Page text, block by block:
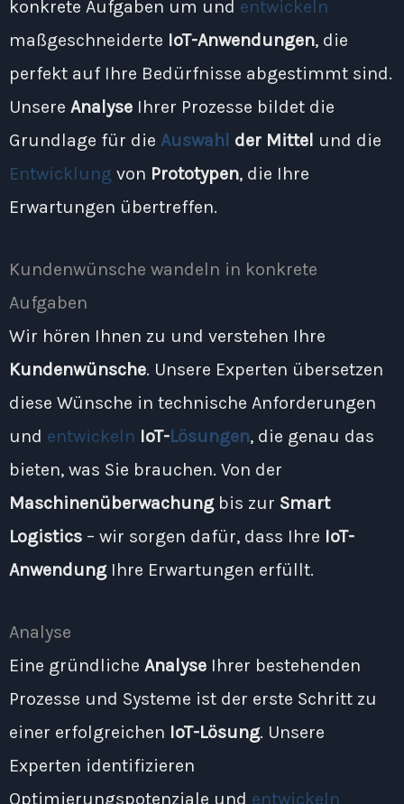
konkrete Aufgaben um und entwickeln
maßgeschneiderte IoT-Anwendungen, die
perfekt auf Ihre Bedürfnisse abgestimmt sind.
Unsere Analyse Ihrer Prozesse bildet die
Grundlage für die Auswahl der Mittel und die
Entwicklung von Prototypen, die Ihre
Erwartungen übertreffen.
Kundenwünsche wandeln in konkrete
Aufgaben
Wir hören Ihnen zu und verstehen Ihre
Kundenwünsche. Unsere Experten übersetzen
diese Wünsche in technische Anforderungen
und entwickeln IoT-Lösungen, die genau das
bieten, was Sie brauchen. Von der
Maschinenüberwachungbis zur Smart
Logistics – wir sorgen dafür, dass Ihre IoT-
AnwendungIhre Erwartungen erfüllt.
Analyse
Eine gründliche Analyse Ihrer bestehenden
Prozesse und Systeme ist der erste Schritt zu
einer erfolgreichen IoT-Lösung. Unsere
Experten identifizieren
Optimierungspotenziale und entwickeln